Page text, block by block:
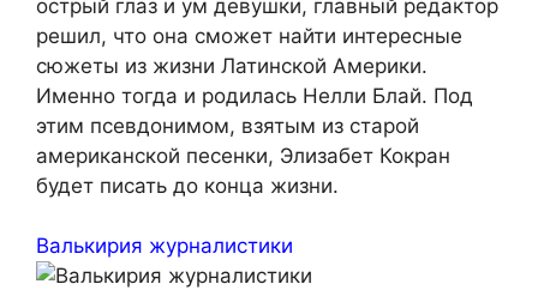
острый глаз и ум девушки, главный редактор
решил, что она сможет найти интересные
сюжеты из жизни Латинской Америки.
Именно тогда и родилась Нелли Блай. Под
этим псевдонимом, взятым из старой
американской песенки, Элизабет Кокран
будет писать до конца жизни.
Валькирия журналистики